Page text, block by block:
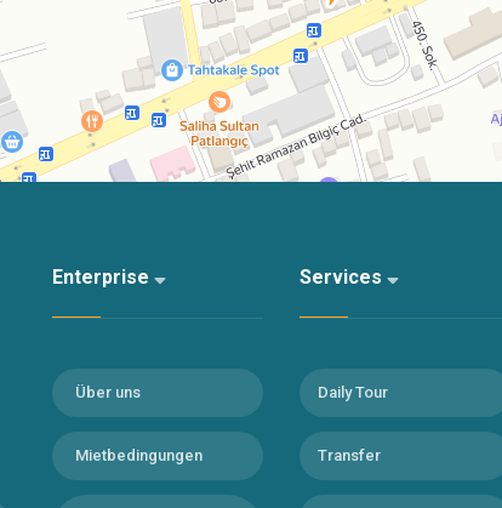
Enterprise
Über uns
Mietbedingungen
Services
Daily Tour
Transfer